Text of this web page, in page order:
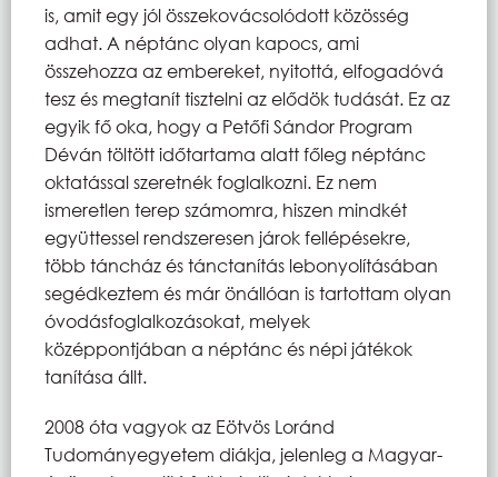
is, amit egy jól összekovácsolódott közösség
adhat. A néptánc olyan kapocs, ami
összehozza az embereket, nyitottá, elfogadóvá
tesz és megtanít tisztelni az elődök tudását. Ez az
egyik fő oka, hogy a Petőfi Sándor Program
Déván töltött időtartama alatt főleg néptánc
oktatással szeretnék foglalkozni. Ez nem
ismeretlen terep számomra, hiszen mindkét
együttessel rendszeresen járok fellépésekre,
több táncház és tánctanítás lebonyolításában
segédkeztem és már önállóan is tartottam olyan
óvodásfoglalkozásokat, melyek
középpontjában a néptánc és népi játékok
tanítása állt.
2008 óta vagyok az Eötvös Loránd
Tudományegyetem diákja, jelenleg a Magyar-